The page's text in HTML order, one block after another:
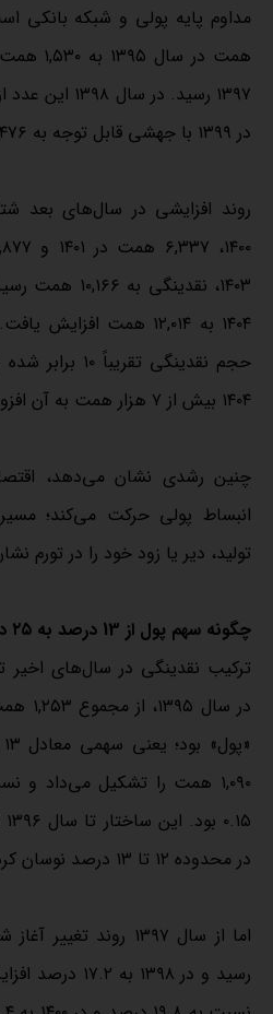
در ۱۳۹۹ با جهشی قابل توجه به ۳,۴۷۶ همت رسید.
۱۴۰۳،
۱۴۰۴ بیش از ۷ هزار همت به آن افزوده شده است.
چنین رشدی نشان می‌دهد،
انبساط پولی حرکت می‌کند؛
تولید، دیر یا زود خود را در تورم
چگونه سهم پول از 13 درصد به ۲۵ درصد رسید؟
ترکیب نقدینگی در سال‌های
۱,۰۹۰ همت را تشکیل می‌داد
در محدوده ۱۲ تا ۱۳ درصد نوسان کرد.